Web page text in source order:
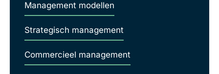
Management modellen
Strategisch management
Commercieel management